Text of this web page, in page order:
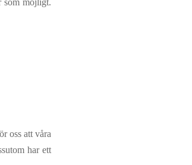
som möjligt.
oss att våra
har ett